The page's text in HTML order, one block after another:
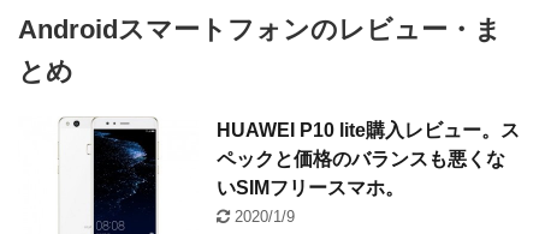
Androidスマートフォンのレビュー・ま
とめ
HUAWEI P10 lite購入レビュー。ス
ペックと価格のバランスも悪くな
いSIMフリースマホ。
2020/1/9